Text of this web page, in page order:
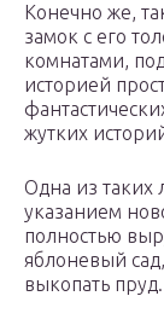
Конечно же,
замок с его
комнатами,
историей
жутких
Одна из таких
указанием
полностью
яблоневый
выкопать пруд.